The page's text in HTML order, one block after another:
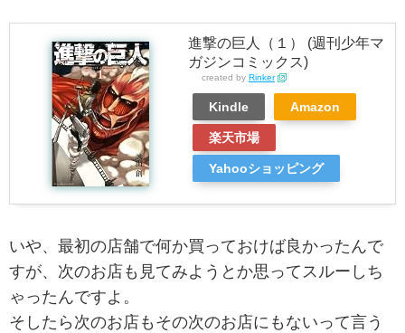
進撃の巨人（１） (週刊少年マ
ガジンコミックス)
created by Rinker
Kindle Amazon
楽天市場
Yahooショッピング
いや、最初の店舗で何か買っておけば良かったんで
すが、次のお店も見てみようとか思ってスルーしち
ゃったんですよ。
そしたら次のお店もその次のお店にもないって言う